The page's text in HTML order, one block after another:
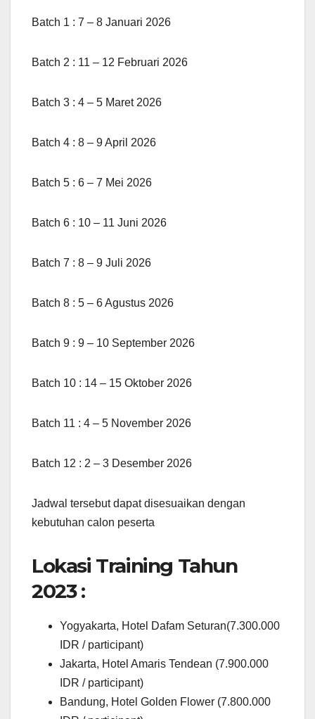
Batch 1 : 7 – 8 Januari 2026
Batch 2 : 11 – 12 Februari 2026
Batch 3 : 4 – 5 Maret 2026
Batch 4 : 8 – 9 April 2026
Batch 5 : 6 – 7 Mei 2026
Batch 6 : 10 – 11 Juni 2026
Batch 7 : 8 – 9 Juli 2026
Batch 8 : 5 – 6 Agustus 2026
Batch 9 : 9 – 10 September 2026
Batch 10 : 14 – 15 Oktober 2026
Batch 11 : 4 – 5 November 2026
Batch 12 : 2 – 3 Desember 2026
Jadwal tersebut dapat disesuaikan dengan
kebutuhan calon peserta
Lokasi Training Tahun
2023 :
Yogyakarta, Hotel Dafam Seturan(7.300.000
IDR / participant)
Jakarta, Hotel Amaris Tendean (7.900.000
IDR / participant)
Bandung, Hotel Golden Flower (7.800.000